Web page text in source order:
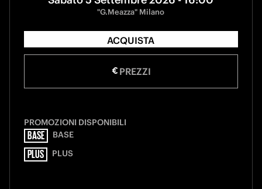
"G.Meazza" Milano
PROMOZIONI DISPONIBILI
BASE BASE
PLUS PLUS
ACQUISTA
PREZZI